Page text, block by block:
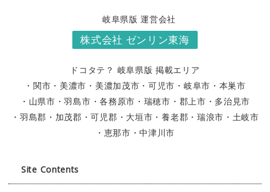
岐阜県版 運営会社
株式会社 ゼンリン東海
ドコタテ？ 岐阜県版 掲載エリア
・関市 ・美濃市 ・美濃加茂市 ・可児市 ・岐阜市 ・本巣市
・山県市 ・羽島市 ・各務原市 ・瑞穂市 ・郡上市 ・多治見市
・羽島郡 ・加茂郡 ・可児郡 ・大垣市 ・養老郡 ・瑞浪市 ・土岐市
・恵那市 ・中津川市
Site Contents